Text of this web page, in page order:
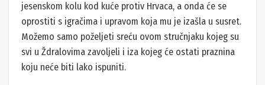
jesenskom kolu kod kuće protiv Hrvaca, a onda će se
oprostiti s igračima i upravom koja mu je izašla u susret.
Možemo samo poželjeti sreću ovom stručnjaku kojeg su
svi u Ždralovima zavoljeli i iza kojeg će ostati praznina
koju neće biti lako ispuniti.